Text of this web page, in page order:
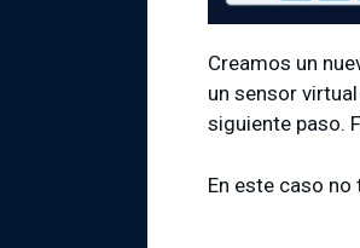
Creamos un
un sensor
siguiente paso.
En este caso